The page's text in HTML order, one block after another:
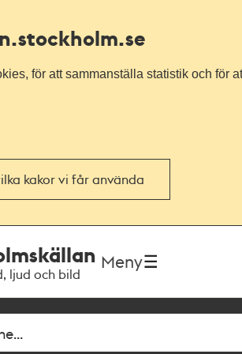
.stockholm.se
för att sammanställa statistik och för
kakor vi får använda
ljud och bild
Meny